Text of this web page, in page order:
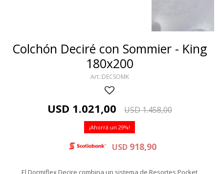
Colchón Deciré con Sommier - King
180x200
DECSOMK
USD 1.021,00 USD1.458,00
29
USD 918,90
El Dormiflex Decire combina un sistema de Resortes Pocket